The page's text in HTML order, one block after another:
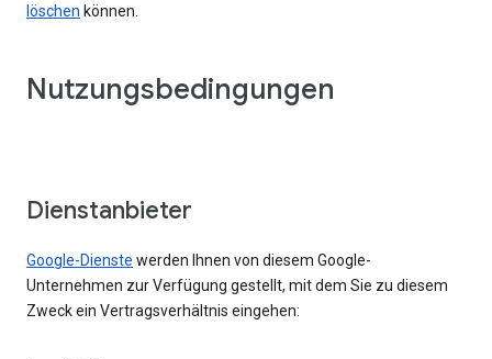
löschen können.
Nutzungsbedingungen
Dienstanbieter
Google-Dienste werden Ihnen von diesem Google-
Unternehmen zur Verfügung gestellt, mit dem Sie zu diesem
Zweck ein Vertragsverhältnis eingehen: